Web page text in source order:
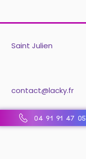
Saint Julien
contact@lacky.fr
04 91 91 47 05